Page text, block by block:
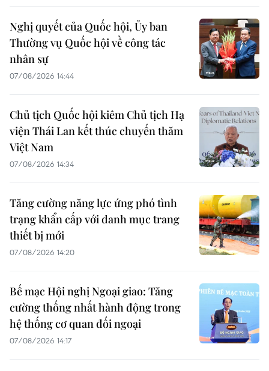
Nghị quyết của Quốc hội, Ủy ban
Thường vụ Quốc hội về công tác
nhân sự
07/08/2026 14:44
Chủ tịch Quốc hội kiêm Chủ tịch Hạ
viện Thái Lan kết thúc chuyến thăm
Việt Nam
07/08/2026 14:34
Tăng cường năng lực ứng phó tình
trạng khẩn cấp với danh mục trang
thiết bị mới
07/08/2026 14:20
Bế mạc Hội nghị Ngoại giao: Tăng
cường thống nhất hành động trong
hệ thống cơ quan đối ngoại
07/08/2026 14:17